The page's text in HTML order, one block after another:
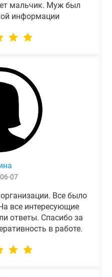
мальчик. Муж был
информации
07
Все было
все интересующие
ответы. Спасибо за
в работе.